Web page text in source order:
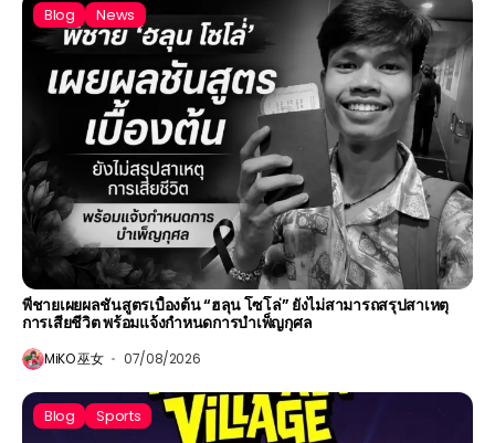
Blog News
พี่ชายเผยผลชันสูตรเบื้องต้น “ฮลุน โซโล่” ยังไม่สามารถสรุปสาเหตุ
การเสียชีวิต พร้อมแจ้งกำหนดการบำเพ็ญกุศล
MiKO 巫女 07/08/2026
Blog Sports